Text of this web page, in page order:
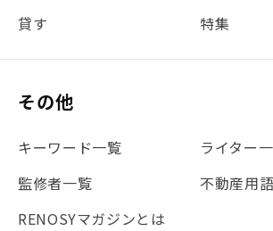
#書類
#リノシーチャ
#不動産投資体験レポ
#地震対策
#セミナー #渋谷
#ふる
#法人化
#クラウドファンディング
#まとめ #融資 #目黒
貸す
特集
その他
キーワード一覧
ライター
監修者一覧
不動産用
RENOSYマガジンとは